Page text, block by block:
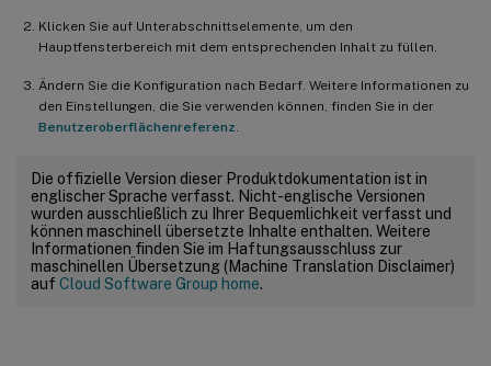
Klicken Sie auf Unterabschnittselemente, um den
Hauptfensterbereich mit dem entsprechenden Inhalt zu füllen.
Ändern Sie die Konfiguration nach Bedarf. Weitere Informationen zu
den Einstellungen, die Sie verwenden können, finden Sie in der
Benutzeroberflächenreferenz
Die offizielle Version dieser Produktdokumentation ist in
englischer Sprache verfasst. Nicht-englische Versionen
wurden ausschließlich zu Ihrer Bequemlichkeit verfasst und
können maschinell übersetzte Inhalte enthalten. Weitere
Informationen finden Sie im Haftungsausschluss zur
maschinellen Übersetzung (Machine Translation Disclaimer)
auf Cloud Software Group home.